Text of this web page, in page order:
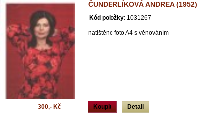
ČUNDERLÍKOVÁ ANDREA (1952)
Kód položky: 1031267
natištěné foto A4 s věnováním
Koupit Detail
300,- Kč